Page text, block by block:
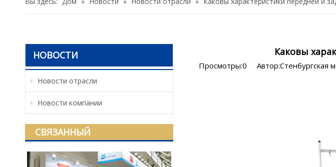
НОВОСТИ
Новости отрасли
Новости компании
СВЯЗАННЫЙ
Каковы
Просмотры:0